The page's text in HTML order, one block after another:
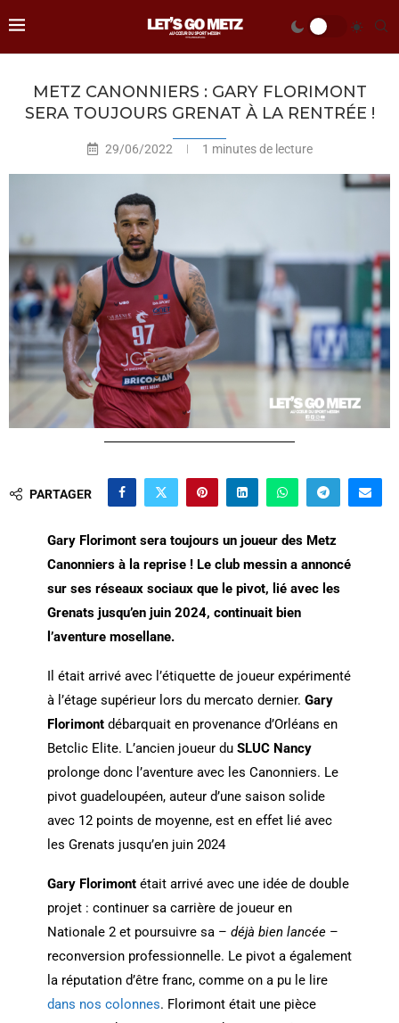
METZ CANONNIERS : GARY FLORIMONT
SERA TOUJOURS GRENAT À LA RENTRÉE !
29/06/2022 1 minutes de lecture
PARTAGER
Gary Florimont sera toujours un joueur des Metz
Canonniers à la reprise ! Le club messin a annoncé
sur ses réseaux sociaux que le pivot, lié avec les
Grenats jusqu’en juin 2024, continuait bien
l’aventure mosellane.
Il était arrivé avec l’étiquette de joueur expérimenté
à l’étage supérieur lors du mercato dernier. Gary
Florimontdébarquait en provenance d’Orléans en
Betclic Elite. L’ancien joueur du SLUC Nancy
prolonge donc l’aventure avec les Canonniers. Le
pivot guadeloupéen, auteur d’une saison solide
avec 12 points de moyenne, est en effet lié avec
les Grenats jusqu’en juin 2024
Gary Florimontétait arrivé avec une idée de double
projet : continuer sa carrière de joueur en
Nationale 2 et poursuivre sa – déjà bien lancée–
reconversion professionnelle. Le pivot a également
la réputation d’être franc, comme on a pu le lire
dans nos colonnes. Florimont était une pièce